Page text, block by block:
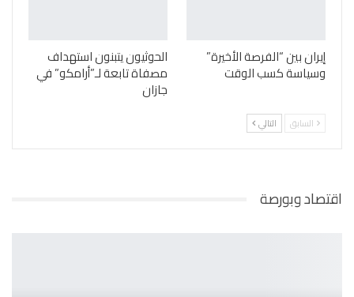
إيران بين “الفرصة الأخيرة”
وسياسة كسب الوقت
الحوثيون يتبنون استهداف
مصفاة تابعة لـ”أرامكو” في
جازان
السابق التالي
اقتصاد وبورصة